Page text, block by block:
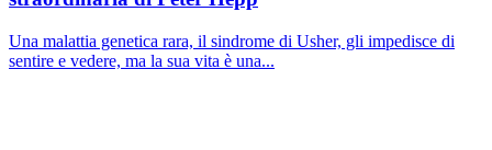
Una malattia genetica rara, il sindrome di Usher, gli impedisce di
sentire e vedere, ma la sua vita è una...